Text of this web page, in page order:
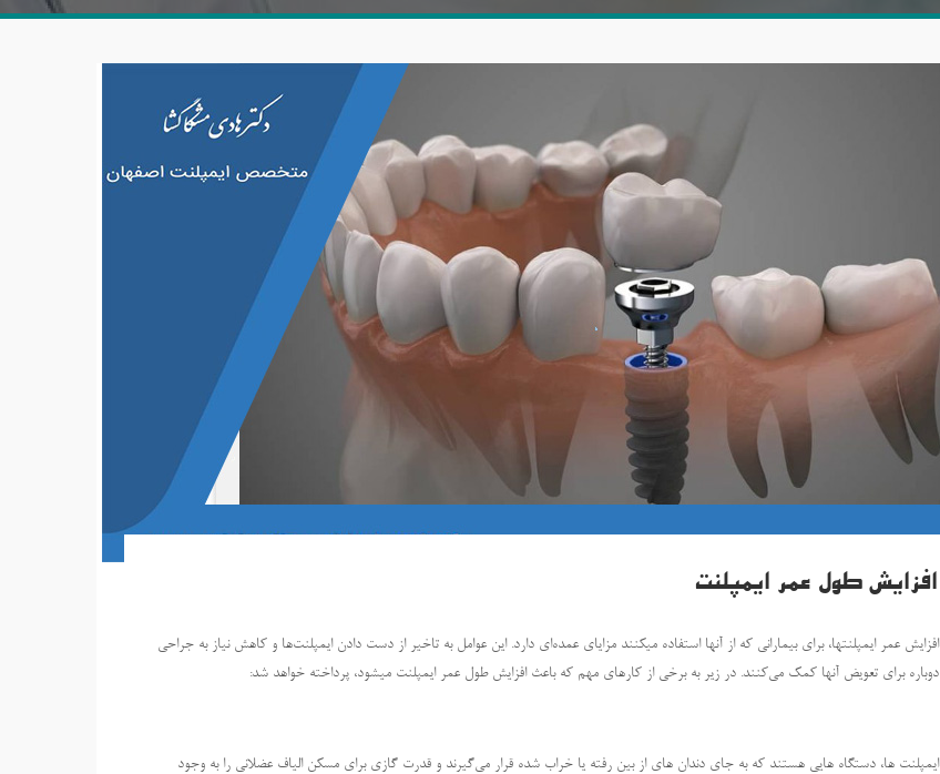
افزایش طول عمر ایمپلنت
افزایش عمر ایمپلنتها، برای بیمارانی که از آنها استفاده میکنند مزایای عمده‌ای دارد. این عوامل به تاخیر از دست دادن ایمپلنت‌ها و کاهش نیاز به جراحی
دوباره برای تعویض آنها کمک می‌کنند. در زیر به برخی از کارهای مهم که باعث افزایش طول عمر ایمپلنت میشود، پرداخته خواهد شد:
ایمپلنت ها، دستگاه هایی هستند که به جای دندان های از بین رفته یا خراب شده قرار می‌گیرند و قدرت گازی برای مسکن الیاف عضلانی را به وجود